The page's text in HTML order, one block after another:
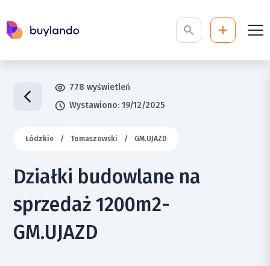
778 wyświetleń
Wystawiono: 19/12/2025
Łódzkie / Tomaszowski / GM.UJAZD
Działki budowlane na
sprzedaż 1200m2-
GM.UJAZD